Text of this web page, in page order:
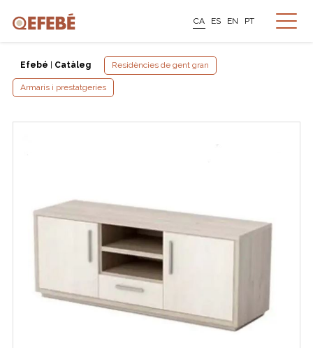
CA ES EN PT
Efebé Catàleg Residències de gent gran
Armaris i prestatgeries